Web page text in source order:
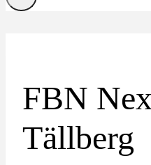
FBN
Tällberg